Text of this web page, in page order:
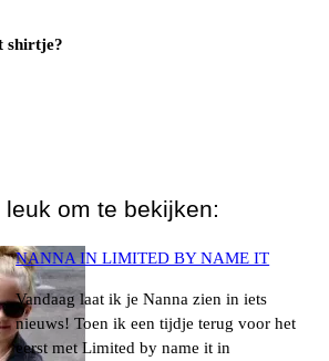
shirtje?
om te bekijken:
NANNA IN LIMITED BY NAME IT
Vandaag laat ik je Nanna zien in iets
nieuws! Toen ik een tijdje terug voor het
eerst met Limited by name it in